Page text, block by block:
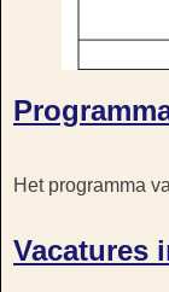
Het programma
Vacatures